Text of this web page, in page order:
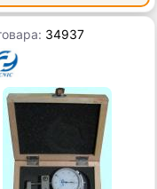
34937